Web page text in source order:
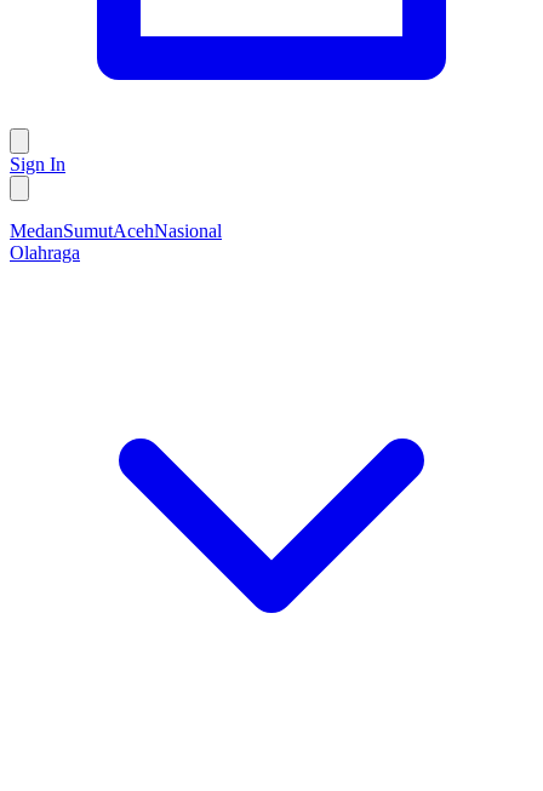
Sign In
MedanSumutAcehNasional
Olahraga